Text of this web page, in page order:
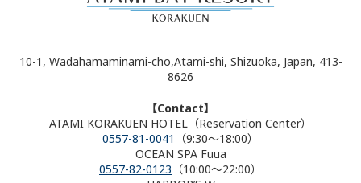
10-1, Wadahamaminami-cho,Atami-shi, Shizuoka, Japan, 413-
8626
【Contact】
ATAMI KORAKUEN HOTEL（Reservation Center）
0557-81-0041
（9:30～18:00）
OCEAN SPA Fuua
0557-82-0123 （10:00～22:00）